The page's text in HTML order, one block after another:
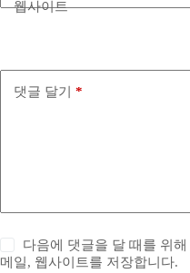
웹사이트
댓글 달기 *
다음에 댓글을 달 때를 위
메일, 웹사이트를 저장합니다.